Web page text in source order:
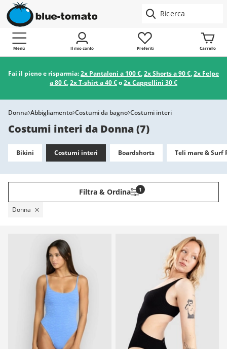
Menù Il mio conto Preferiti Carrello
Fai il pieno e risparmia:2x Pantaloni a 100 €,2x Shorts a 90 €,2x Felpe
a 80 €,2x T-shirt a 40 €o2x Cappellini 30 €
Donna Abbigliamento Costumi da bagno Costumi interi
Costumi interi da Donna(7)
Bikini Costumi interi Boardshorts Teli mare & Surf
Filtra & Ordina 1
Donna